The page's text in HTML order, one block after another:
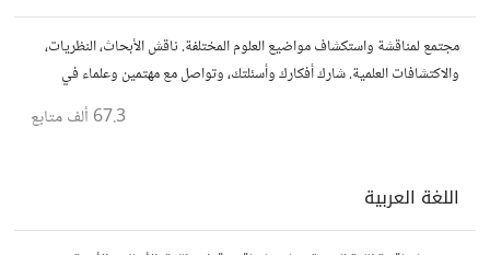
مجتمع لمناقشة واستكشاف مواضيع العلوم المختلفة. ناقش الأبحاث، النظريات،
والاكتشافات العلمية. شارك أفكارك وأسئلتك، وتواصل مع مهتمين وعلماء في
67.3 ألف متابع
اللغة العربية